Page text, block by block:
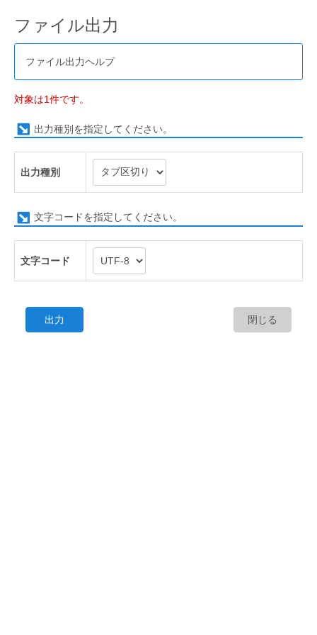
ファイル出力
ファイル出力ヘルプ
対象は1件です。
出力種別を指定してください。
出力種別
文字コードを指定してください。
文字コード